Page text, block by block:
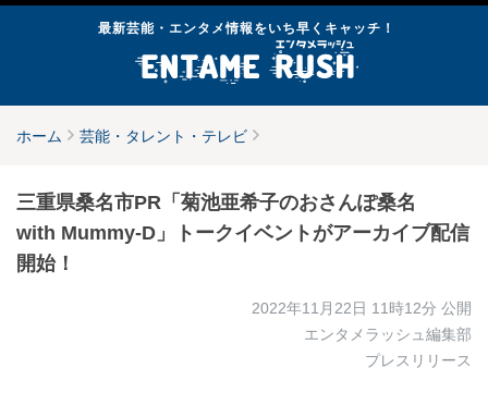
最新芸能・エンタメ情報をいち早くキャッチ！
ホーム 芸能・タレント・テレビ
三重県桑名市PR「菊池亜希子のおさんぽ桑名
with Mummy-D」トークイベントがアーカイブ配信
開始！
2022年11月22日 11時12分 公開
エンタメラッシュ編集部
プレスリリース